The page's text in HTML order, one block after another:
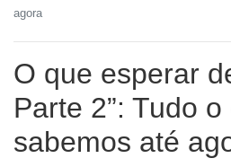
agora
O que esperar
Parte 2”: Tudo o
sabemos até